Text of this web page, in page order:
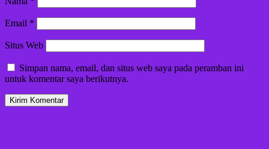
Email *
Situs Web
Simpan nama, email, dan situs web saya pada peramban ini
untuk komentar saya berikutnya.